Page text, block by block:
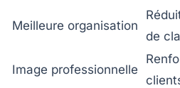
Meilleure organisation
de
Image professionnelle